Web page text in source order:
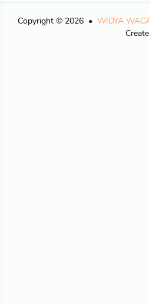
Copyright © 2026
WIDYA